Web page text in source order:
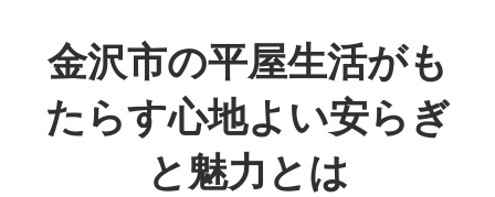
テ
ン
ツ
金沢市の平屋生活がも
たらす心地よい安らぎ
と魅力とは